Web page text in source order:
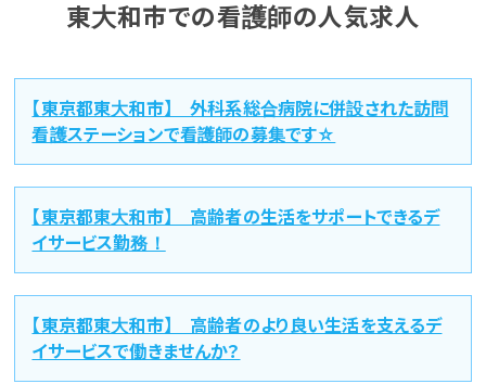
東大和市での看護師の人気求人
【東京都東大和市】 外科系総合病院に併設された訪問
看護ステーションで看護師の募集です☆
【東京都東大和市】 高齢者の生活をサポートできるデ
イサービス勤務！
【東京都東大和市】 高齢者のより良い生活を支えるデ
イサービスで働きませんか？